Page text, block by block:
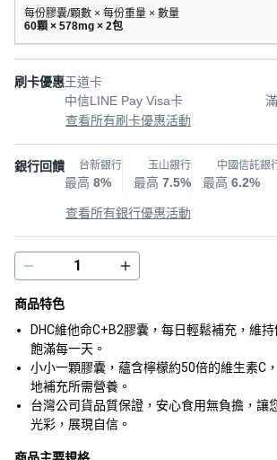
每份膠囊/顆數 × 每份重量 × 數量
60顆 × 578mg × 2包
刷卡優惠王道卡
中信LINE Pay Visa卡
查看所有刷卡優惠活動
銀行回饋 台新銀行
最高 8%
玉山銀行
最高 7.5%
中國信託銀
最高 6.2%
查看所有銀行優惠活動
商品特色
DHC維他命C+B2膠囊，每日輕鬆補充，維
飽滿每一天。
小小一顆膠囊，蘊含檸檬約50倍的維生素C
地補充所需營養。
台灣公司貨品質保證，安心食用無負擔，讓
光彩，展現自信。